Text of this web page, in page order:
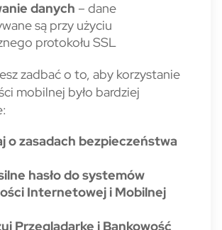
danych – dane
są przy użyciu
protokołu SSL
zadbać o to, aby korzystanie
mobilnej było bardziej
o zasadach bezpieczeństwa
hasło do systemów
Internetowej i Mobilnej
Przeglądarkę i Bankowość